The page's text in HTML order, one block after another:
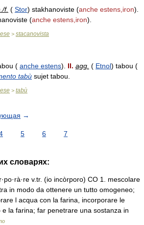
f. ( Stor) stakhanoviste (anche estens,iron).
(anche estens,iron).
> stacanovista
( anche estens). II. agg. ( Etnol) tabou (
tabù sujet tabou.
> tabù
→
5 6 7
словарях:
v.tr. (io incòrporo) CO 1. mescolare
in modo da ottenere un tutto omogeneo;
l acqua con la farina, incorporare le
la farina; far penetrare una sostanza in